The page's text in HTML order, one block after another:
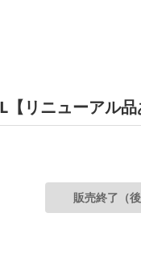
リニューアル品
販売終了（